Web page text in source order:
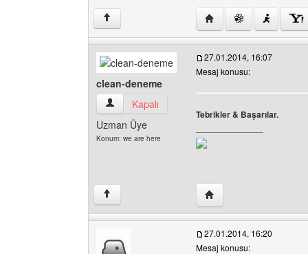
↑ Yazarın web sitesini
clean-deneme
clean-deneme Kullanıcının profilini görüntüle
Kapalı
Uzman Üye
Konum: we are here
27.01.2014, 16:07
Mesaj konusu:
Tebrikler & Başarılar.
↑ Yazarın web sitesini
27.01.2014, 16:20
Mesaj konusu: